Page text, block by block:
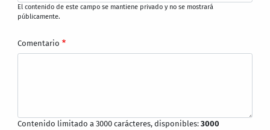
El contenido de este campo se mantiene privado y no se mostrará
públicamente.
Comentario
Contenido limitado a 3000 carácteres, disponibles:3000